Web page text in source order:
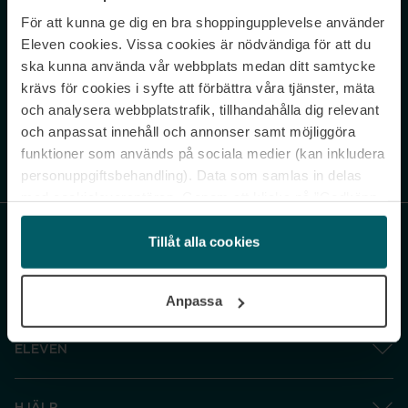
För att kunna ge dig en bra shoppingupplevelse använder
Eleven cookies. Vissa cookies är nödvändiga för att du
ska kunna använda vår webbplats medan ditt samtycke
krävs för cookies i syfte att förbättra våra tjänster, mäta
och analysera webbplatstrafik, tillhandahålla dig relevant
och anpassat innehåll och annonser samt möjliggöra
funktioner som används på sociala medier (kan inkludera
personuppgiftsbehandling). Data som samlas in delas
och gå vidare” accepterar du samtliga cookies medan du
under ”Inställningar” kan anpassa användningen av
cookies. Du kan återkalla ditt samtycke när som helst.
Tillåt alla cookies
Anpassa
Never miss a beat.
Sign up to our newsletter.
Genom att prenumerera accepterar du vår Integritetspolicy. Avprenumerera
ELEVEN